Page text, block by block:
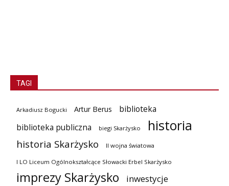
TAGI
Arkadiusz Bogucki Artur Berus
biblioteka
biblioteka publiczna
biegi Skarżysko historia
historia Skarżysko II wojna światowa
I LO Liceum Ogólnokształcące Słowacki Erbel Skarżysko
imprezy Skarżysko inwestycje